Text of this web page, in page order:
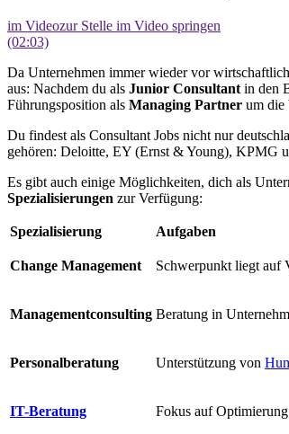
im Videozur Stelle im Video springen
(02:03)
Da Unternehmen immer wieder vor
aus: Nachdem du als Junior Consultant in den
Führungsposition als Managing Partner um die
Du findest als Consultant Jobs nicht nur
gehören: Deloitte, EY (Ernst & Young), KPMG
Es gibt auch einige Möglichkeiten, dich als
Spezialisierungen zur Verfügung:
Spezialisierung Aufgaben
Change Management Schwerpunkt liegt auf
Managementconsulting Beratung in
Personalberatung Unterstützung von
IT-Beratung Fokus auf